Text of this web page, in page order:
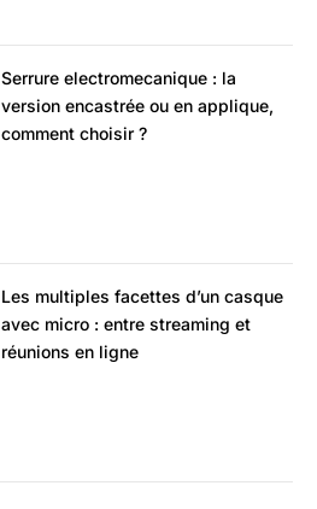
Serrure electromecanique : la
version encastrée ou en applique,
comment choisir ?
Les multiples facettes d’un casque
avec micro : entre streaming et
réunions en ligne